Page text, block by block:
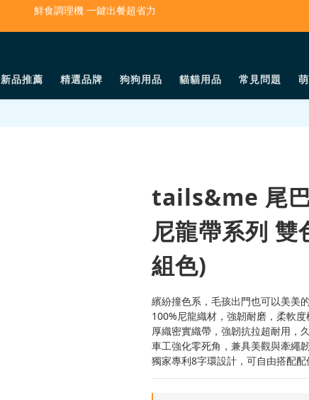
寵物吸毛機 吸毛清淨抗敏一次搞定
寵物吸毛機 吸毛清淨抗敏一次搞定
寵物吸毛機 吸毛清淨抗敏一次搞定
新品推薦 精選品牌 狗狗用品 貓貓用品 常見問題
tails&me 尾
尼龍帶系列 雙
組色)
繽紛撞色系，毛孩出門也可以美美的
100%尼龍織材，強韌耐磨，柔軟度
厚織密實織帶，強韌抗拉超耐用，
車工強化零死角，兼具美觀與牽繩
獨家專利8字環設計，可自由搭配